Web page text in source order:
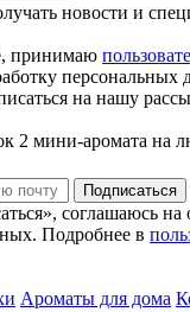
новости и
принимаю
персональных
на нашу
2 мини-аромата на
Подписаться
соглашаюсь на
Подробнее в
Ароматы для дома